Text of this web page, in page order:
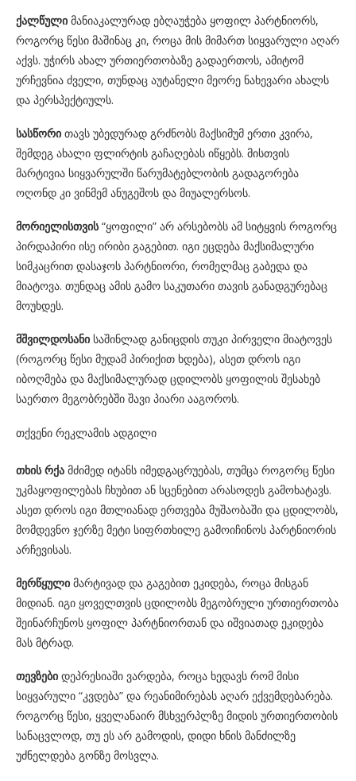
ქალწული მანიაკალურად ებღაუჭება ყოფილ პარტნიორს,
როგორც წესი მაშინაც კი, როცა მის მიმართ სიყვარული აღარ
აქვს. უჭირს ახალ ურთიერთობაზე გადაერთოს, ამიტომ
ურჩევნია ძველი, თუნდაც აუტანელი მეორე ნახევარი ახალს
და პერსპექტიულს.
სასწორი თავს უბედურად გრძნობს მაქსიმუმ ერთი კვირა,
შემდეგ ახალი ფლირტის გაჩაღებას იწყებს. მისთვის
მარტივია სიყვარულში წარუმატებლობის გადაგორება
ოღონდ კი ვინმემ ანუგეშოს და მიუალერსოს.
მორიელისთვის“ყოფილი” არ არსებობს ამ სიტყვის როგორც
პირდაპირი ისე ირიბი გაგებით. იგი ეცდება მაქსიმალური
სიმკაცრით დასაჯოს პარტნიორი, რომელმაც გაბედა და
მიატოვა. თუნდაც ამის გამო საკუთარი თავის განადგურებაც
მოუხდეს.
მშვილდოსანი საშინლად განიცდის თუკი პირველი მიატოვეს
(როგორც წესი მუდამ პირიქით ხდება), ასეთ დროს იგი
იბოღმება და მაქსიმალურად ცდილობს ყოფილის შესახებ
საერთო მეგობრებში შავი პიარი ააგოროს.
თქვენი რეკლამის ადგილი
თხის რქა მძიმედ იტანს იმედგაცრუებას, თუმცა როგორც წესი
უკმაყოფილებას ჩხუბით ან სცენებით არასოდეს გამოხატავს.
ასეთ დროს იგი მთლიანად ერთვება მუშაობაში და ცდილობს,
მომდევნო ჯერზე მეტი სიფრთხილე გამოიჩინოს პარტნიორის
არჩევისას.
მერწყული მარტივად და გაგებით ეკიდება, როცა მისგან
მიდიან. იგი ყოველთვის ცდილობს მეგობრული ურთიერთობა
შეინარჩუნოს ყოფილ პარტნიორთან და იშვიათად ეკიდება
მას მტრად.
თევზები დეპრესიაში ვარდება, როცა ხედავს რომ მისი
სიყვარული “კვდება” და რეანიმირებას აღარ ექვემდებარება.
როგორც წესი, ყველანაირ მსხვერპლზე მიდის ურთიერთობის
სანაცვლოდ, თუ ეს არ გამოდის, დიდი ხნის მანძილზე
უძნელდება გონზე მოსვლა.